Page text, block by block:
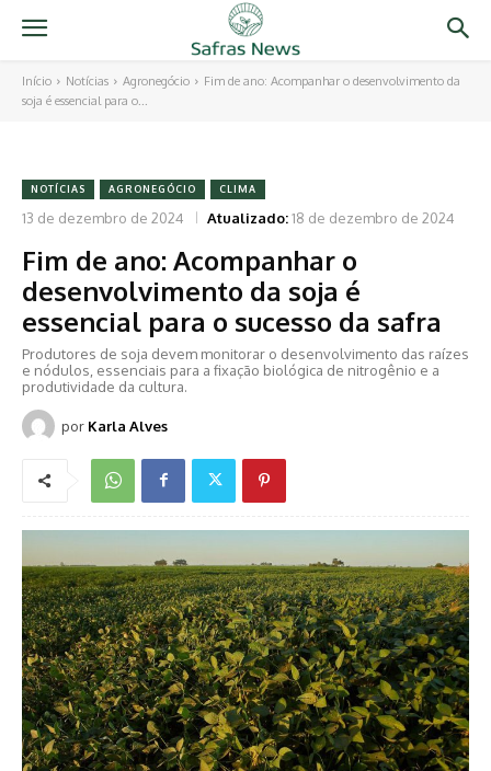
Início Notícias Agronegócio
Fim de ano: Acompanhar o desenvolvimento da
soja é essencial para o...
NOTÍCIAS AGRONEGÓCIO CLIMA
13 de dezembro de 2024 Atualizado:18 de dezembro de 2024
Fim de ano: Acompanhar o
desenvolvimento da soja é
essencial para o sucesso da safra
Produtores de soja devem monitorar o desenvolvimento das raízes
e nódulos, essenciais para a fixação biológica de nitrogênio e a
produtividade da cultura.
por Karla Alves